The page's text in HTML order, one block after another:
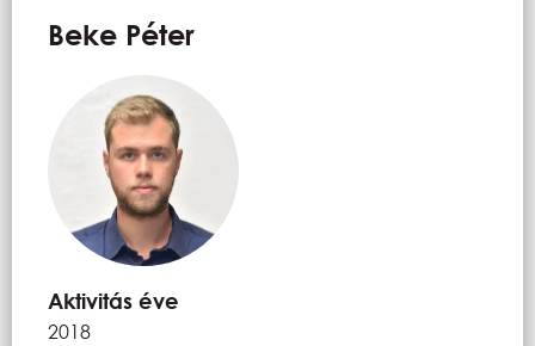
Beke Péter
Aktivitás éve
2018